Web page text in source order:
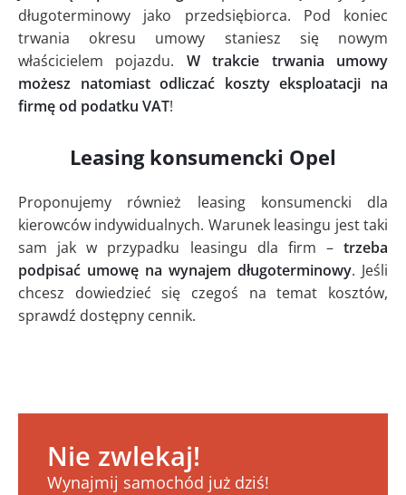
długoterminowy jako przedsiębiorca. Pod koniec
trwania okresu umowy staniesz się nowym
właścicielem pojazdu. W trakcie trwania umowy
możesz natomiast odliczać koszty eksploatacji na
firmę od podatku VAT!
Leasing konsumencki Opel
Proponujemy również leasing konsumencki dla
kierowców indywidualnych. Warunek leasingu jest taki
sam jak w przypadku leasingu dla firm – trzeba
podpisać umowę na wynajem długoterminowy. Jeśli
chcesz dowiedzieć się czegoś na temat kosztów,
sprawdź dostępny cennik.
Nie zwlekaj!
Wynajmij samochód już dziś!